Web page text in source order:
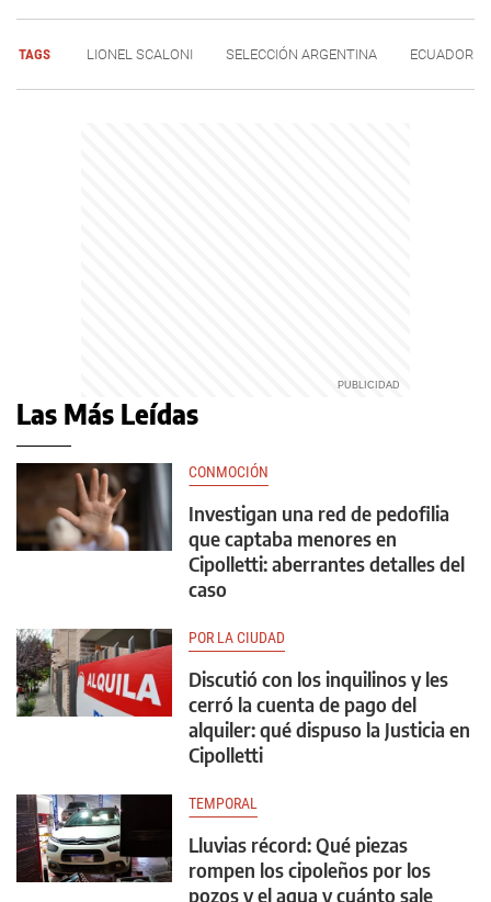
TAGS LIONEL SCALONI SELECCIÓN ARGENTINA ECUADOR
Las Más Leídas
CONMOCIÓN
Investigan una red de pedofilia
que captaba menores en
Cipolletti: aberrantes detalles del
caso
POR LA CIUDAD
Discutió con los inquilinos y les
cerró la cuenta de pago del
alquiler: qué dispuso la Justicia en
Cipolletti
TEMPORAL
Lluvias récord: Qué piezas
rompen los cipoleños por los
pozos y el agua y cuánto sale